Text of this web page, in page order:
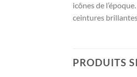
icônes de
ceintures
PRODUITS